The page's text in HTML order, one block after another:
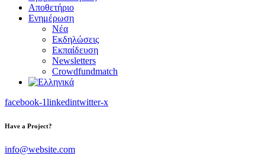
Αποθετήριο
Ενημέρωση
Νέα
Εκδηλώσεις
Εκπαίδευση
Newsletters
Crowdfundmatch
facebook-1linkedintwitter-x
Have a Project?
info@website.com